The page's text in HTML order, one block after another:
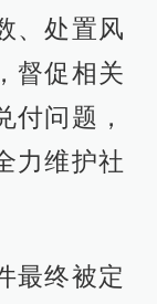
、处置风
督促相关
付问题，
力维护社
最终被定